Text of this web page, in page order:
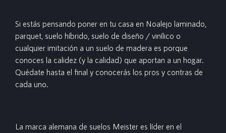
Si estás pensando poner en tu casa en Noalejo laminado,
parquet, suelo híbrido, suelo de diseño / vinílico o
cualquier imitación a un suelo de madera es porque
conoces la calidez (y la calidad) que aportan a un hogar.
Quédate hasta el final y conocerás los pros y contras de
cada uno.
La marca alemana de suelos Meister es líder en el